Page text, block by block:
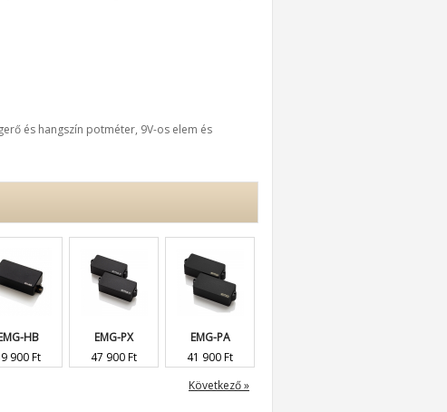
és hangszín potméter, 9V-os elem és
HB
900 Ft
EMG-PX
47 900 Ft
EMG-PA
41 900 Ft
Következő »